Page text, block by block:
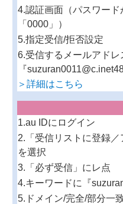
4.認証画面（パスワー
「0000」）
5.指定受信/拒否設定
6.受信するメールアドレ
『
＞詳細はこちら
1.au IDにログイン
2.「受信リストに登録／
を選択
3.「必ず受信」にレ点
4.キーワードに『
5.ドメイン/完全/部分一